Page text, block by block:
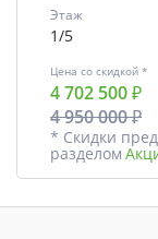
Этаж
1/5
Цена со скидкой *
4 702 500 ₽
4 950 000 ₽
* Скидки
разделом